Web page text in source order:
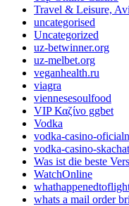
Travel & Leisure,
uncategorised
Uncategorized
uz-betwinner.org
uz-melbet.org
veganhealth.ru
viagra
viennesesoulfood
VIP Καζίνο ggbet
Vodka
vodka-casino-
vodka-casino-
Was ist die beste
WatchOnline
whats a mail order